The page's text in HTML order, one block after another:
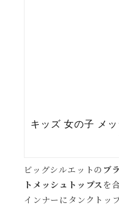
ビッグシルエットの ブ
トメッシュトップス を
インナーにタンクトッ